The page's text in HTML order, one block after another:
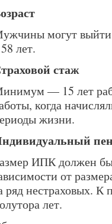
могут выйти
лет.
стаж
— 15 лет
когда
жизни.
ИПК должен
от
ряд нестраховых. К
лет.